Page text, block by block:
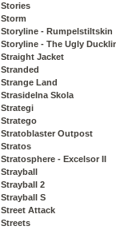
Stories
Storm
Storyline - Rumpelstiltskin
Storyline - The Ugly
Straight Jacket
Stranded
Strange Land
Strasidelna Skola
Strategi
Stratego
Stratoblaster Outpost
Stratos
Stratosphere - Excelsor II
Strayball
Strayball 2
Strayball S
Street Attack
Streets